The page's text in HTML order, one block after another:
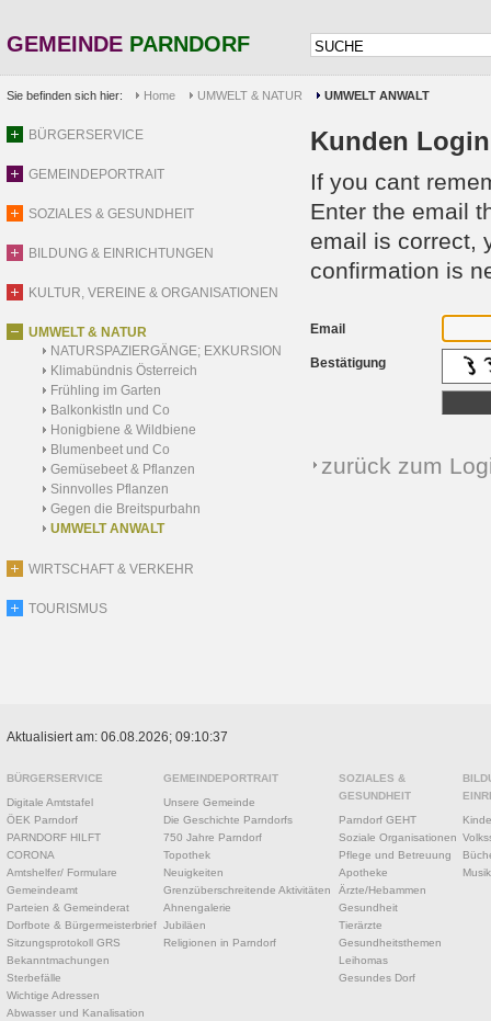
GEMEINDE PARNDORF
Sie befinden sich hier: Home UMWELT & NATUR UMWELT ANWALT
BÜRGERSERVICE
GEMEINDEPORTRAIT
SOZIALES & GESUNDHEIT
BILDUNG & EINRICHTUNGEN
KULTUR, VEREINE & ORGANISATIONEN
UMWELT & NATUR
NATURSPAZIERGÄNGE; EXKURSION
Klimabündnis Österreich
Frühling im Garten
Balkonkistln und Co
Honigbiene & Wildbiene
Blumenbeet und Co
Gemüsebeet & Pflanzen
Sinnvolles Pflanzen
Gegen die Breitspurbahn
UMWELT ANWALT
WIRTSCHAFT & VERKEHR
TOURISMUS
Kunden
If you cant
Enter the email
email is correct,
confirmation is
Email
Bestätigung
zurück zum
Aktualisiert am: 06.08.2026; 09:10:37
BÜRGERSERVICE
Digitale Amtstafel
ÖEK Parndorf
PARNDORF HILFT
CORONA
Amtshelfer/ Formulare
Gemeindeamt
Parteien & Gemeinderat
Dorfbote & Bürgermeisterbrief
Sitzungsprotokoll GRS
Bekanntmachungen
Sterbefälle
Wichtige Adressen
Abwasser und Kanalisation
GEMEINDEPORTRAIT
Unsere Gemeinde
Die Geschichte Parndorfs
750 Jahre Parndorf
Topothek
Neuigkeiten
Grenzüberschreitende Aktivitäten
Ahnengalerie
Jubiläen
Religionen in Parndorf
SOZIALES &
GESUNDHEIT
Parndorf GEHT
Soziale Organisationen
Pflege und Betreuung
Apotheke
Ärzte/Hebammen
Gesundheit
Tierärzte
Gesundheitsthemen
Leihomas
Gesundes Dorf